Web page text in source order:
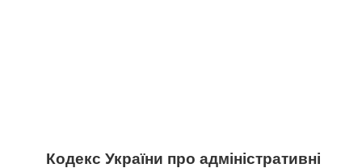
Кодекс України про адміністративні